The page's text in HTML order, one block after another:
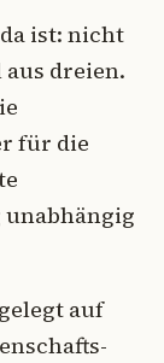
ist: nicht
dreien.
für die
auf